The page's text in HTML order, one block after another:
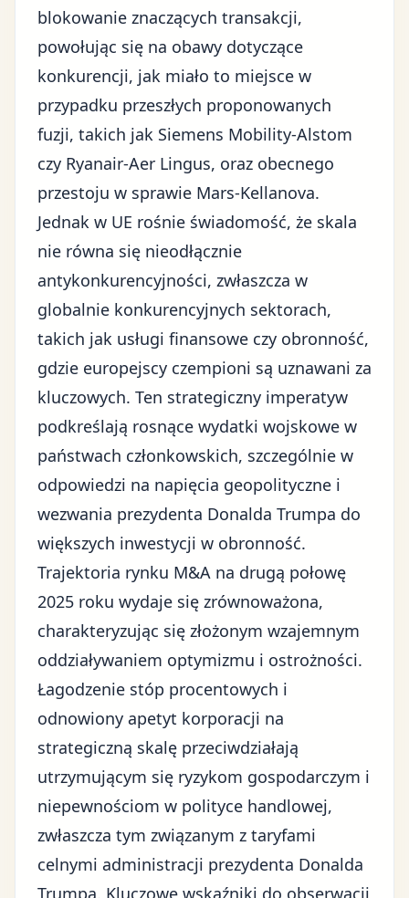
blokowanie znaczących transakcji,
powołując się na obawy dotyczące
konkurencji, jak miało to miejsce w
przypadku przeszłych proponowanych
fuzji, takich jak Siemens Mobility-Alstom
czy Ryanair-Aer Lingus, oraz obecnego
przestoju w sprawie Mars-Kellanova.
Jednak w UE rośnie świadomość, że skala
nie równa się nieodłącznie
antykonkurencyjności, zwłaszcza w
globalnie konkurencyjnych sektorach,
takich jak usługi finansowe czy obronność,
gdzie europejscy czempioni są uznawani za
kluczowych. Ten strategiczny imperatyw
podkreślają rosnące wydatki wojskowe w
państwach członkowskich, szczególnie w
odpowiedzi na napięcia geopolityczne i
wezwania prezydenta Donalda Trumpa do
większych inwestycji w obronność.
Trajektoria rynku M&A na drugą połowę
2025 roku wydaje się zrównoważona,
charakteryzując się złożonym wzajemnym
oddziaływaniem optymizmu i ostrożności.
Łagodzenie stóp procentowych i
odnowiony apetyt korporacji na
strategiczną skalę przeciwdziałają
utrzymującym się ryzykom gospodarczym i
niepewnościom w polityce handlowej,
zwłaszcza tym związanym z taryfami
celnymi administracji prezydenta Donalda
Trumpa . Kluczowe wskaźniki do obserwacji